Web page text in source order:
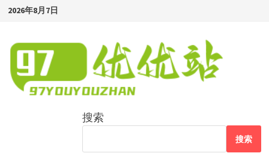
Skip
content
2026年8月7日
搜索
搜索